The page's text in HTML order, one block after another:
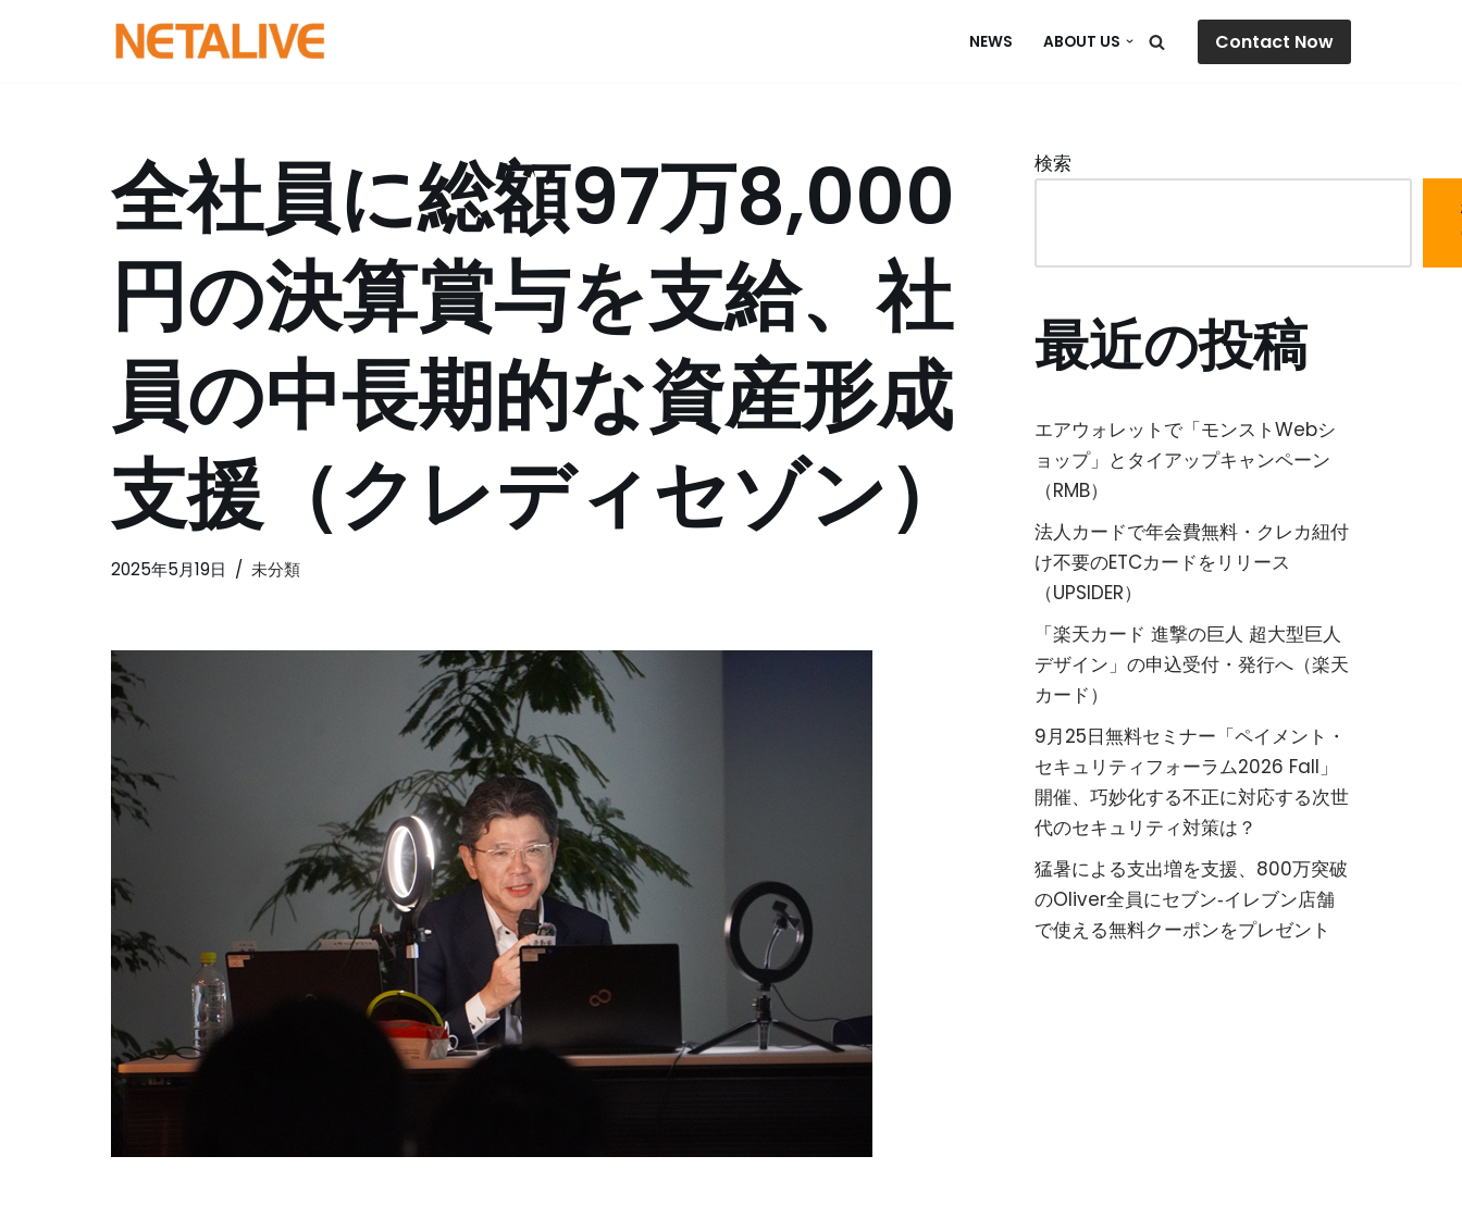
NEWS ABOUT US Contact Now
全社員に総額97万8,000
円の決算賞与を支給、社
員の中長期的な資産形成
支援（クレディセゾン）
2025年5月19日 未分類
検索
最近の投稿
エアウォレットで「モンストWebシ
ョップ」とタイアップキャンペーン
（RMB）
法人カードで年会費無料・クレカ紐付
け不要のETCカードをリリース
（UPSIDER）
「楽天カード 進撃の巨人 超大型巨人
デザイン」の申込受付・発行へ（楽天
カード）
9月25日無料セミナー「ペイメント・
セキュリティフォーラム2026 Fall」
開催、巧妙化する不正に対応する次世
代のセキュリティ対策は？
猛暑による支出増を支援、800万突破
のOliver全員にセブン‐イレブン店舗
で使える無料クーポンをプレゼント